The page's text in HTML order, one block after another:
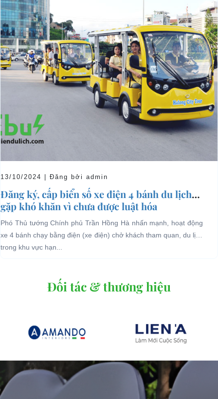
13/10/2024 | Đăng bởi admin
Đăng ký, cấp biển số xe điện 4 bánh du lịch
gặp khó khăn vì chưa được luật hóa
Phó Thủ tướng Chính phủ Trần Hồng Hà nhấn mạnh, hoạt động
xe 4 bánh chạy bằng điện (xe điện) chở khách tham quan, du lịch
trong khu vực hạn...
Đối tác & thương hiệu